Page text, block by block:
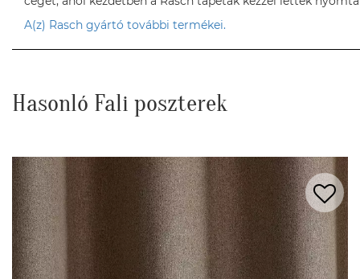
A(z) Rasch gyártó további termékei.
Hasonló Fali poszterek